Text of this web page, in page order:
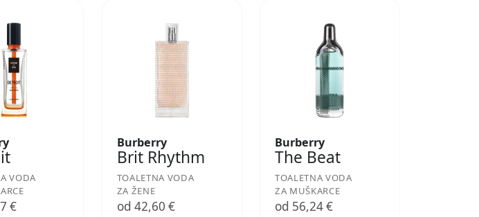
VODA
€
Burberry
Brit Rhythm
TOALETNA VODA
ZA ŽENE
od 42,60 €
Burberry
The Beat
TOALETNA VODA
ZA MUŠKARCE
od 56,24 €